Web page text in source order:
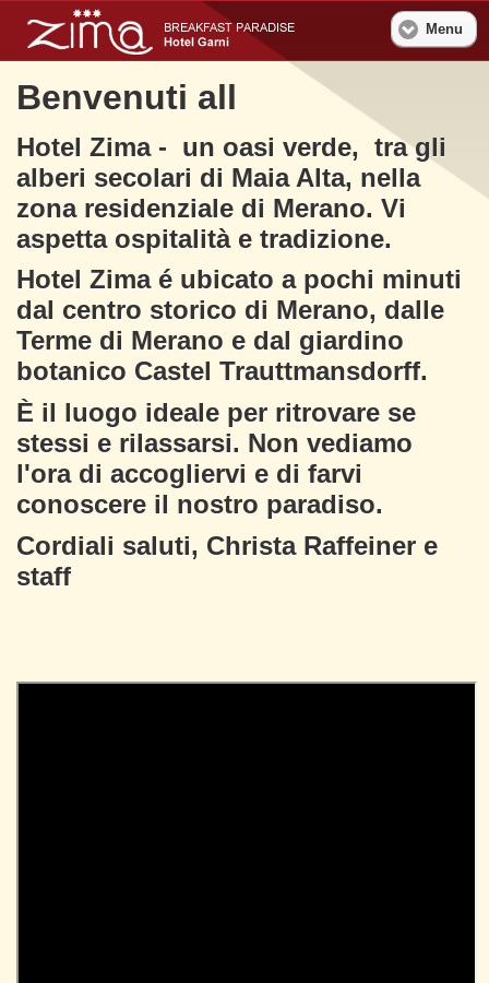
Menu
Benvenuti all
Hotel Zima - un oasi verde, tra gli
alberi secolari di Maia Alta, nella
zona residenziale di Merano. Vi
aspetta ospitalità e tradizione.
Hotel Zima é ubicato a pochi minuti
dal centro storico di Merano, dalle
Terme di Merano e dal giardino
botanico Castel Trauttmansdorff.
È il luogo ideale per ritrovare se
stessi e rilassarsi. Non vediamo
l'ora di accogliervi e di farvi
conoscere il nostro paradiso.
Cordiali saluti, Christa Raffeiner e
staff